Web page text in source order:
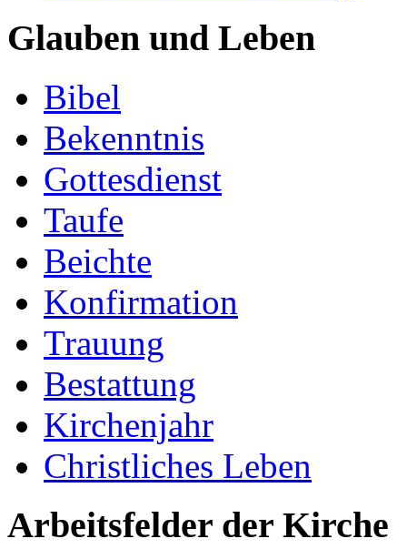
Glauben und Leben
Bibel
Bekenntnis
Gottesdienst
Taufe
Beichte
Konfirmation
Trauung
Bestattung
Kirchenjahr
Christliches Leben
Arbeitsfelder der Kirche